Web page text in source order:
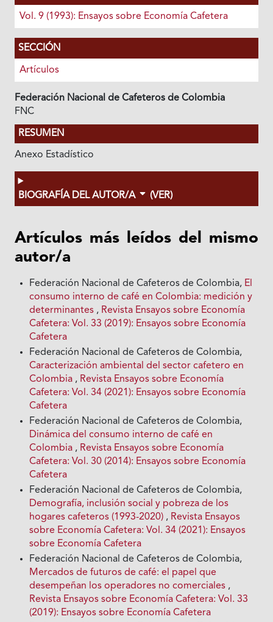
Vol. 9 (1993): Ensayos sobre Economía Cafetera
SECCIÓN
Artículos
Federación Nacional de Cafeteros de Colombia
FNC
RESUMEN
Anexo Estadístico
BIOGRAFÍA DEL AUTOR/A (VER)
Artículos más leídos del mismo
autor/a
Federación Nacional de Cafeteros de Colombia, El
consumo interno de café en Colombia: medición y
determinantes , Revista Ensayos sobre Economía
Cafetera: Vol. 33 (2019): Ensayos sobre Economía
Cafetera
Federación Nacional de Cafeteros de Colombia,
Caracterización ambiental del sector cafetero en
Colombia , Revista Ensayos sobre Economía
Cafetera: Vol. 34 (2021): Ensayos sobre Economía
Cafetera
Federación Nacional de Cafeteros de Colombia,
Dinámica del consumo interno de café en
Colombia , Revista Ensayos sobre Economía
Cafetera: Vol. 30 (2014): Ensayos sobre Economía
Cafetera
Federación Nacional de Cafeteros de Colombia,
Demografía, inclusión social y pobreza de los
hogares cafeteros (1993-2020) , Revista Ensayos
sobre Economía Cafetera: Vol. 34 (2021): Ensayos
sobre Economía Cafetera
Federación Nacional de Cafeteros de Colombia,
Mercados de futuros de café: el papel que
desempeñan los operadores no comerciales ,
Revista Ensayos sobre Economía Cafetera: Vol. 33
(2019): Ensayos sobre Economía Cafetera